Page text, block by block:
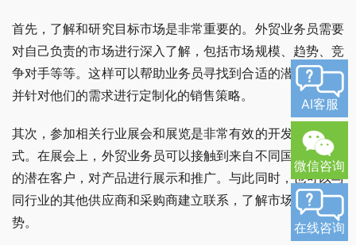
首先，了解和研究目标市场是非常重要的。外贸业务员需要
对自己负责的市场进行深入了解，包括市场规模、趋势、竞
争对手等等。这样可以帮助业务员寻找到合适的潜在客户，
并针对他们的需求进行定制化的销售策略。
其次，参加相关行业展会和展览是非常有效的开发客户的方
式。在展会上，外贸业务员可以接触到来自不同国家和地区
的潜在客户，对产品进行展示和推广。与此同时，也可以与
同行业的其他供应商和采购商建立联系，了解市场动态和趋
势。
AI客服
微信咨询
在线咨询